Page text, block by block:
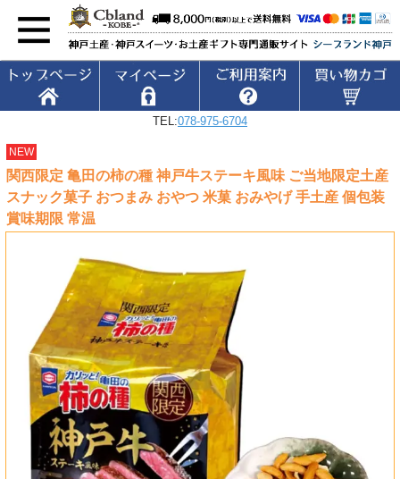
TEL:078-975-6704
NEW
関西限定 亀田の柿の種 神戸牛ステーキ風味 ご当地限定土産
スナック菓子 おつまみ おやつ 米菓 おみやげ 手土産 個包装
賞味期限 常温